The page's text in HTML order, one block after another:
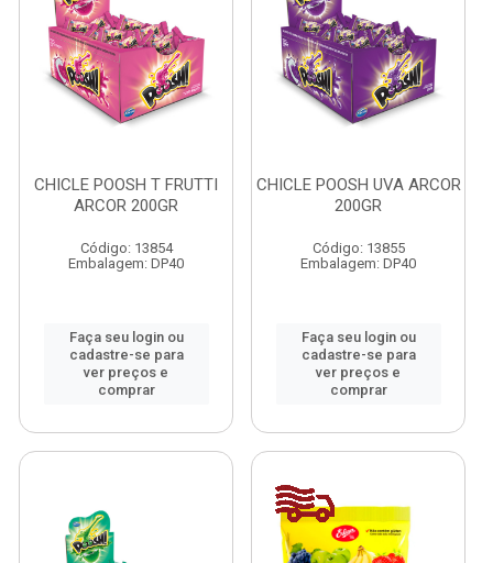
CHICLE POOSH T FRUTTI
ARCOR 200GR
Código: 13854
Embalagem: DP40
Faça seu login ou
cadastre-se para
ver preços e
comprar
CHICLE POOSH UVA ARCOR
200GR
Código: 13855
Embalagem: DP40
Faça seu login ou
cadastre-se para
ver preços e
comprar